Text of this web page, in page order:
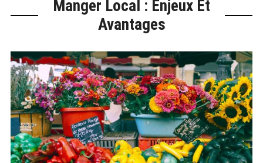
Manger Local : Enjeux Et
Avantages